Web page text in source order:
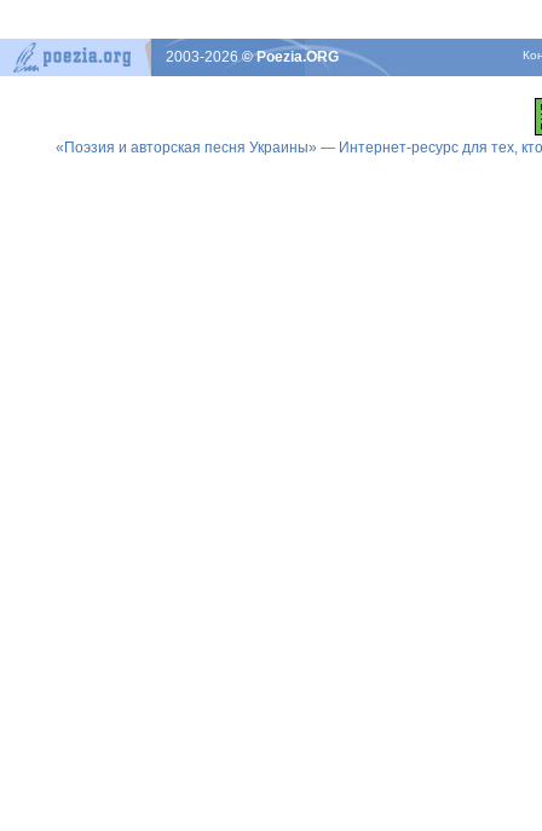
2003-2026© Poezia.ORG
«Поэзия и авторская песня Украины» — Интернет-ресурс для тех,